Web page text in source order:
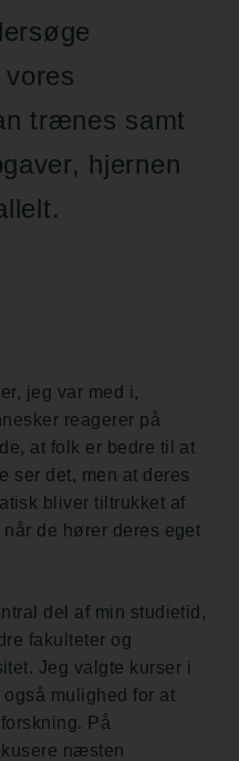
trænes samt
hjernen
jeg var med i,
reagerer på
at folk er bedre til at
ser det, men at deres
bliver tiltrukket af
de hører deres eget
del af min studietid,
fakulteter og
Jeg valgte kurser i
mulighed for at
På
næsten